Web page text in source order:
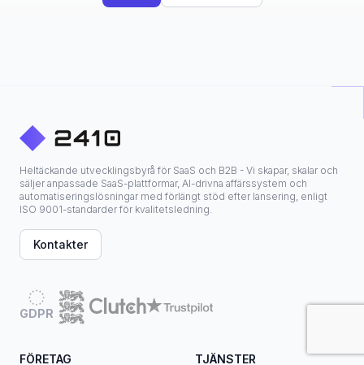
Heltäckande utvecklingsbyrå för SaaS och B2B - Vi skapar, skalar och
säljer anpassade SaaS-plattformar, AI-drivna affärssystem och
automatiseringslösningar med förlängt stöd efter lansering, enligt
ISO 9001-standarder för kvalitetsledning.
Kontakter
GDPR
FÖRETAG TJÄNSTER